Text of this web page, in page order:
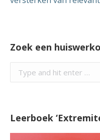
Zoek een
Leerboek